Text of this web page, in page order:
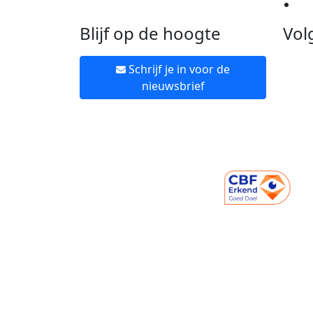
Blijf op de hoogte
Schrijf je in voor de
nieuwsbrief